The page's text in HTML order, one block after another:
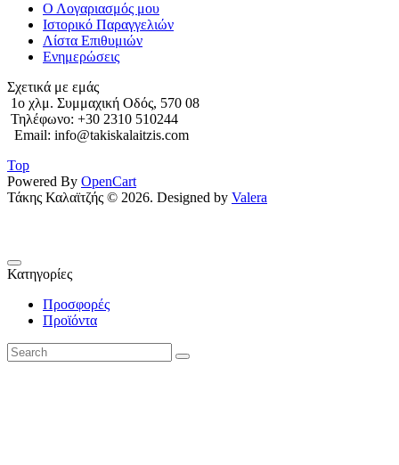
Ο Λογαριασμός μου
Ιστορικό Παραγγελιών
Λίστα Επιθυμιών
Ενημερώσεις
Σχετικά με εμάς
1o χλμ. Συμμαχική Οδός, 570 08
Τηλέφωνο: +30 2310 510244
Email: info@takiskalaitzis.com
Top
Powered By OpenCart
Τάκης Καλαϊτζής © 2026. Designed by Valera
Κατηγορίες
Προσφορές
Προϊόντα